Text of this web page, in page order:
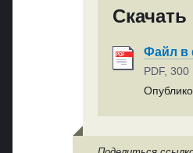
Скачать
Файл в
PDF, 300